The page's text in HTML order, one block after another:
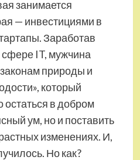
занимается
— инвестициями в
Заработав
сфере IT, мужчина
природы и
который
остаться в добром
ум, но и поставить
изменениях. И,
Но как?